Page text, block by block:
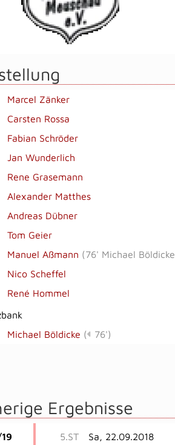
Marcel Zänker
Carsten Rossa
Fabian Schröder
Jan Wunderlich
Rene Grasemann
Alexander Matthes
Andreas Dübner
Tom Geier
Manuel Aßmann (76' Michael Böldicke
Nico Scheffel
René Hommel
Michael Böldicke ( 76')
Ergebnisse
5.ST Sa, 22.09.2018